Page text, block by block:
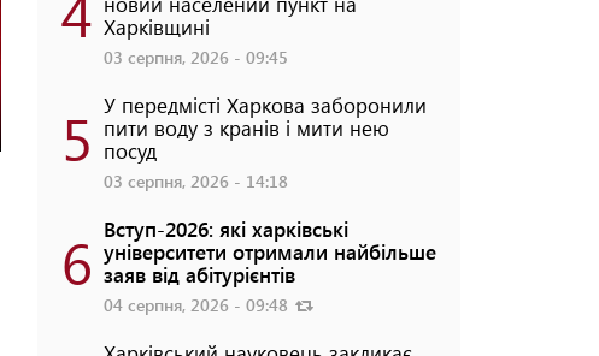
Харківщині
03 серпня, 2026 - 09:45
5 У передмісті Харкова заборонили
пити воду з кранів і мити нею
посуд
03 серпня, 2026 - 14:18
6 Вступ-2026: які харківські
університети отримали найбільше
заяв від абітурієнтів
04 серпня, 2026 - 09:48